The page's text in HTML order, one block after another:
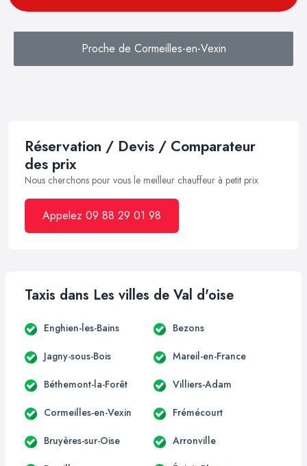
Proche de Cormeilles-en-Vexin
Réservation / Devis / Comparateur
des prix
Nous cherchons pour vous le meilleur chauffeur à petit prix
Appelez 09 88 29 01 98
Taxis dans Les villes de Val d'oise
Enghien-les-Bains Bezons
Jagny-sous-Bois Mareil-en-France
Béthemont-la-Forêt Villiers-Adam
Cormeilles-en-Vexin Frémécourt
Bruyères-sur-Oise Arronville